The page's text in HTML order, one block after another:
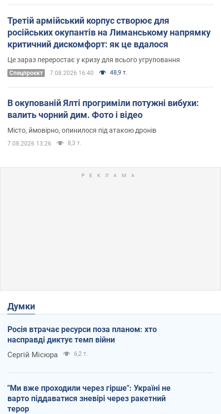
Третій армійський корпус створює для
російських окупантів на Лиманському напрямку
критичний дискомфорт: як це вдалося
Це зараз переростає у кризу для всього угруповання
Cпецпроєкт 7.08.2026 16:40 48,9 т.
В окупованій Ялті прогриміли потужні вибухи:
валить чорний дим. Фото і відео
Місто, ймовірно, опинилося під атакою дронів
7.08.2026 13:26 8,3 т.
Думки
Росія втрачає ресурси поза планом: хто
насправді диктує темп війни
Сергій Місюра 6,2 т.
"Ми вже проходили через гірше": Україні не
варто піддаватися зневірі через ракетний
терор